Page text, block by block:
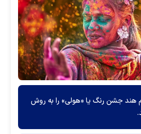
هند جشن رنگ یا «هولی» را به روش